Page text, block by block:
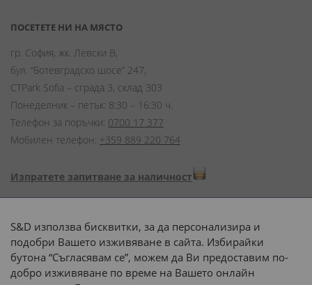
ПОСЕТЕТЕ НИ НА МЯСТО
гр. София, жк. Левски В,
бул. “Ботевградско шосе” 247,
CTPark Sofia – сграда 3, склад 303
Понеделник – петък: 8:30 – 16:30 ч.
Телефон за поръчки: 0700 17 377
Мобилен телефон: +359 889 220 764
Изпратете запитване за наличност
Начини на плащане:
S&D използва бисквитки, за да персонализира и
подобри Вашето изживяване в сайта. Избирайки
бутона “Съгласявам се”, можем да Ви предоставим по-
добро изживяване по време на Вашето онлайн